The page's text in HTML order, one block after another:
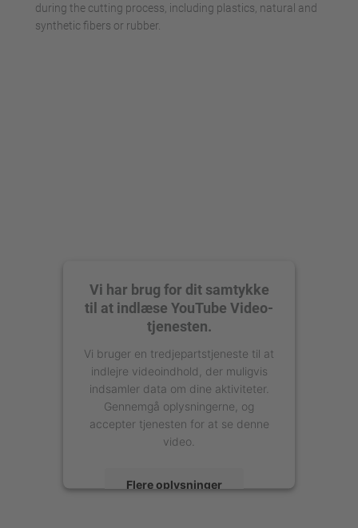
during the cutting process, including plastics, natural and
synthetic fibers or rubber.
Vi har brug for dit samtykke
til at indlæse YouTube Video-
tjenesten.
Vi bruger en tredjepartstjeneste til at
indlejre videoindhold, der muligvis
indsamler data om dine aktiviteter.
Gennemgå oplysningerne, og
accepter tjenesten for at se denne
video.
Flere oplysninger